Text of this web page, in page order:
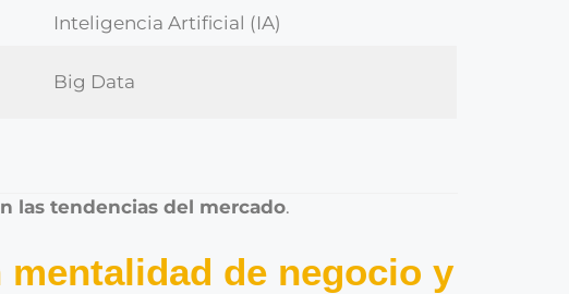
Inteligencia Artificial (IA)
Big Data
las tendencias del mercado.
de negocio y